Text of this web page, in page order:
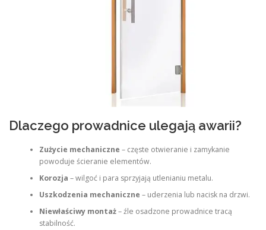
Dlaczego prowadnice ulegają awarii?
Zużycie mechaniczne – częste otwieranie i zamykanie
powoduje ścieranie elementów.
Korozja – wilgoć i para sprzyjają utlenianiu metalu.
Uszkodzenia mechaniczne – uderzenia lub nacisk na drzwi.
Niewłaściwy montaż– źle osadzone prowadnice tracą
stabilność.